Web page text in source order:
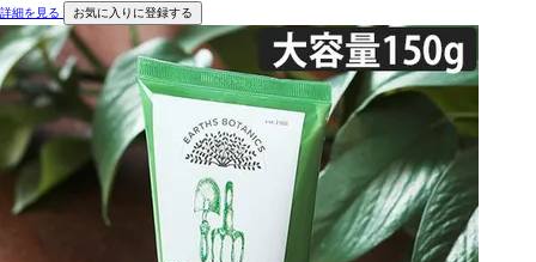
詳細を見る
お気に入りに登録する